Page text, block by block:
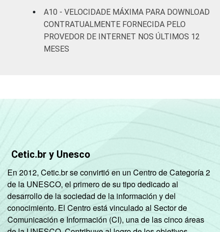
A10 - VELOCIDADE MÁXIMA PARA DOWNLOAD
CONTRATUALMENTE FORNECIDA PELO
PROVEDOR DE INTERNET NOS ÚLTIMOS 12
MESES
Cetic.br y Unesco
En 2012, Cetic.br se convirtió en un Centro de Categoría 2
de la UNESCO, el primero de su tipo dedicado al
desarrollo de la sociedad de la información y del
conocimiento. El Centro está vinculado al Sector de
Comunicación e Información (CI), una de las cinco áreas